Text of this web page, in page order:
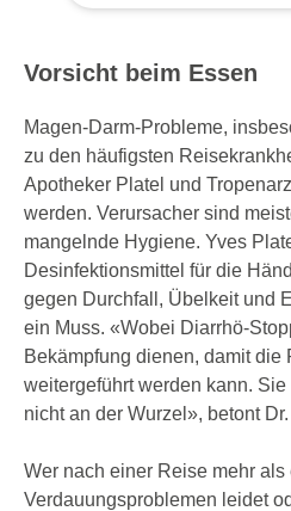
Vorsicht beim Essen
Magen-Darm-Probleme,
zu den häufigsten
Apotheker Platel und
werden. Verursacher sind
mangelnde Hygiene. Yves
Desinfektionsmittel für die
gegen Durchfall, Übelkeit und
ein Muss. «Wobei Diarrhö-
Bekämpfung dienen, damit die
weitergeführt werden kann. Sie
nicht an der Wurzel», betont
Wer nach einer Reise mehr
Verdauungsproblemen leidet